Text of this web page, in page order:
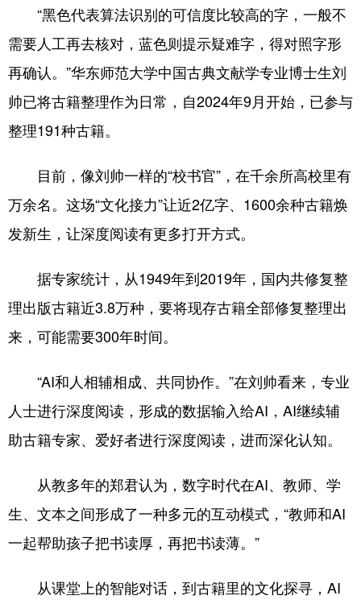
“黑色代表算法识别的可信度比较高的字，一般不
需要人工再去核对，蓝色则提示疑难字，得对照字形
再确认。”华东师范大学中国古典文献学专业博士生刘
帅已将古籍整理作为日常，自2024年9月开始，已参与
整理191种古籍。
目前，像刘帅一样的“校书官”，在千余所高校里有
万余名。这场“文化接力”让近2亿字、1600余种古籍焕
发新生，让深度阅读有更多打开方式。
据专家统计，从1949年到2019年，国内共修复整
理出版古籍近3.8万种，要将现存古籍全部修复整理出
来，可能需要300年时间。
“AI和人相辅相成、共同协作。”在刘帅看来，专业
人士进行深度阅读，形成的数据输入给AI，AI继续辅
助古籍专家、爱好者进行深度阅读，进而深化认知。
从教多年的郑君认为，数字时代在AI、教师、学
生、文本之间形成了一种多元的互动模式，“教师和AI
一起帮助孩子把书读厚，再把书读薄。”
从课堂上的智能对话，到古籍里的文化探寻，AI